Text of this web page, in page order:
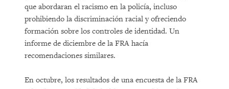
que abordaran el racismo en la policía, incluso
prohibiendo la discriminación racial y ofreciendo
formación sobre los controles de identidad. Un
informe de diciembre de la FRA hacía
recomendaciones similares.
En octubre, los resultados de una encuesta de la FRA